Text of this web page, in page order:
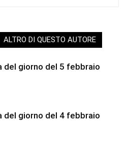
ALTRO DI QUESTO AUTORE
del giorno del 5 febbraio
del giorno del 4 febbraio